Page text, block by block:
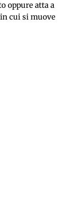
oppure atta a
cui si muove